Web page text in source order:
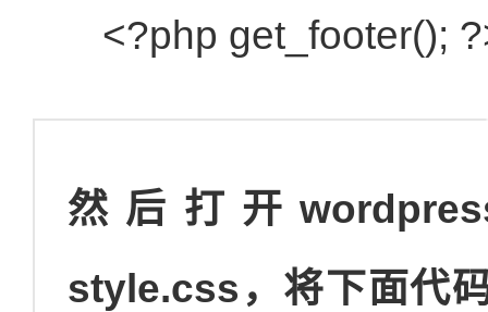
<?php get_footer();
然后打开
style.css，将下面代